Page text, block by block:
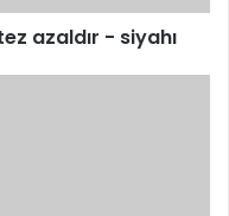
azaldır - siyahı